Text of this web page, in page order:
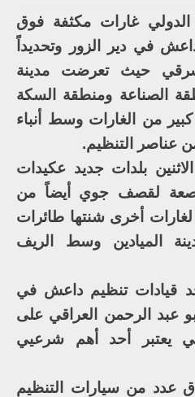
غارات مكثفة فوق
في دير الزور وتحديداً
حيث تعرضت مدينة
الصناعة ومنطقة السكة
من الغارات وسط أنباء
عناصر التنظيم.
بلدات جديد عكيدات
لقصف جوي أيضاً من
لغارات أخرى شنتها طائرات
الميادين وسط الريف
قيادات تنظيم داعش في
عبد الرحمن العراقي على
يعتبر أحد أهم شرعيي
عدد من سيارات التنظيم